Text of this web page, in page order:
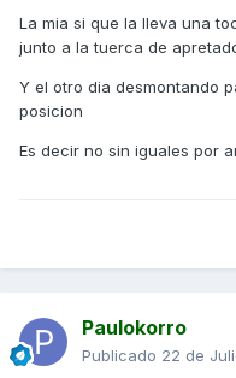
La mia si que la lleva una
junto a la tuerca de
Y el otro dia desmontando
posicion
Es decir no sin iguales por
Paulokorro
Publicado 22 de